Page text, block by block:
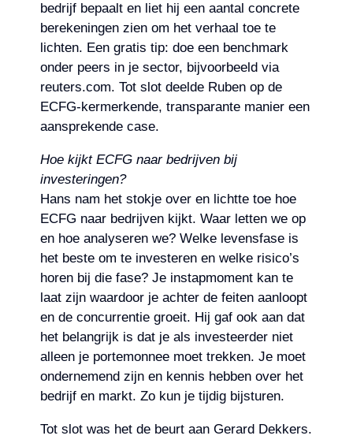
bedrijf bepaalt en liet hij een aantal concrete
berekeningen zien om het verhaal toe te
lichten. Een gratis tip: doe een benchmark
onder peers in je sector, bijvoorbeeld via
reuters.com. Tot slot deelde Ruben op de
ECFG-kermerkende, transparante manier een
aansprekende case.
Hoe kijkt ECFG naar bedrijven bij
investeringen?
Hans nam het stokje over en lichtte toe hoe
ECFG naar bedrijven kijkt. Waar letten we op
en hoe analyseren we? Welke levensfase is
het beste om te investeren en welke risico’s
horen bij die fase? Je instapmoment kan te
laat zijn waardoor je achter de feiten aanloopt
en de concurrentie groeit. Hij gaf ook aan dat
het belangrijk is dat je als investeerder niet
alleen je portemonnee moet trekken. Je moet
ondernemend zijn en kennis hebben over het
bedrijf en markt. Zo kun je tijdig bijsturen.
Tot slot was het de beurt aan Gerard Dekkers.